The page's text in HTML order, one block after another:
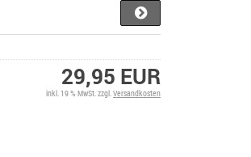
29,95 EUR
inkl. 19 % MwSt. zzgl.Versandkosten